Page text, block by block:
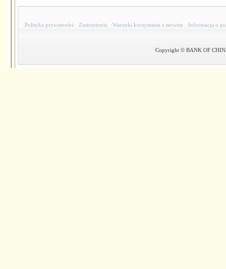
·Polityka prywatności ·Zastrzeżenie ·Warunki korzystania z serwisu ·Informacja o
Copyright © BANK OF